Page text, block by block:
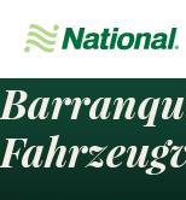
überspringen